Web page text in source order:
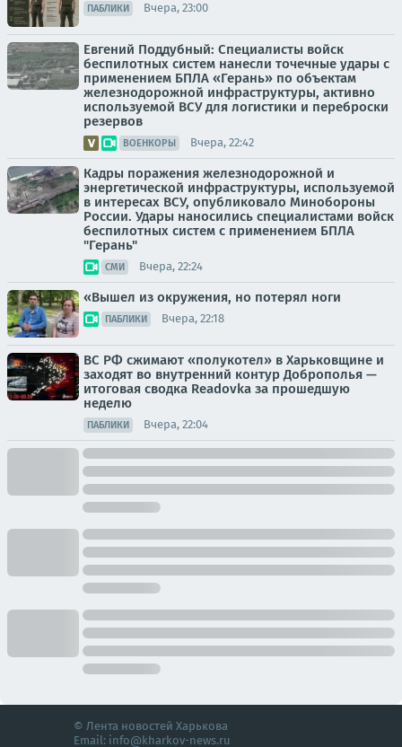
ПАБЛИКИ Вчера, 23:00
Евгений Поддубный: Специалисты войск
беспилотных систем нанесли точечные удары с
применением БПЛА «Герань» по объектам
железнодорожной инфраструктуры, активно
используемой ВСУ для логистики и переброски
резервов
ВОЕНКОРЫ Вчера, 22:42
Кадры поражения железнодорожной и
энергетической инфраструктуры, используемой
в интересах ВСУ, опубликовало Минобороны
России. Удары наносились специалистами войск
беспилотных систем с применением БПЛА
"Герань"
СМИ Вчера, 22:24
«Вышел из окружения, но потерял ноги
ПАБЛИКИ Вчера, 22:18
ВС РФ сжимают «полукотел» в Харьковщине и
заходят во внутренний контур Доброполья —
итоговая сводка Readovka за прошедшую
неделю
ПАБЛИКИ Вчера, 22:04
© Лента новостей Харькова
Email: info@kharkov-news.ru